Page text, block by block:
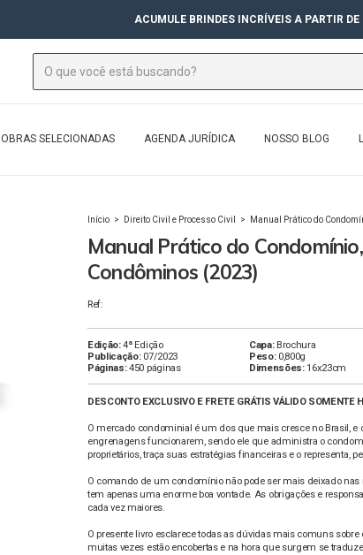
ACUMULE BRINDES INCRÍVEIS A PARTIR
OBRAS SELECIONADAS AGENDA JURÍDICA NOSSO BLOG
Início > Direito Civil e Processo Civil > Manual Prático do
Manual Prático do
Condôminos (2023)
Ref:
Edição:4ª Edição
Publicação:07/2023
Páginas:450 páginas
Capa:Brochura
Peso:0,800g
Dimensões:16x23cm
DESCONTO EXCLUSIVO E FRETE GRÁTIS VÁLIDO SOMENTE
O mercado condominial é um dos que mais cresce no Brasil,
engrenagens funcionarem, sendo ele que administra o
proprietários, traça suas estratégias financeiras e o representa,
O comando de um condomínio não pode ser mais deixado
tem apenas uma enorme boa vontade. As obrigações e
cada vez maiores.
O presente livro esclarece todas as dúvidas mais comuns
muitas vezes estão encobertas e na hora que surgem se